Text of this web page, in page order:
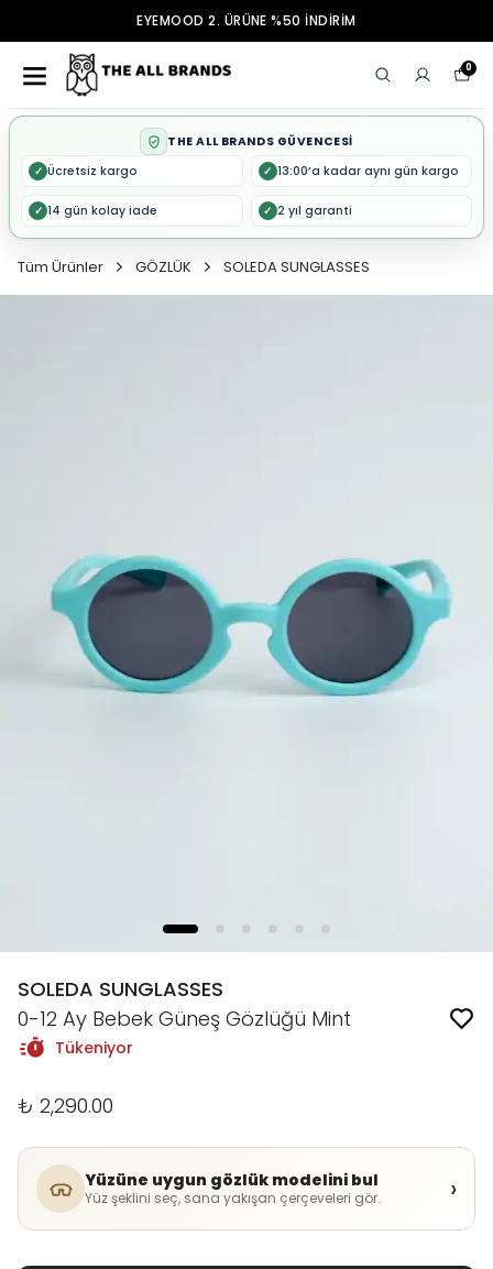
EYEMOOD 2. ÜRÜNE %50 İNDİRİM
0
THE ALL BRANDS GÜVENCESİ
✓ Ücretsiz kargo ✓ 13:00’a kadar aynı gün kargo
✓ 14 gün kolay iade ✓ 2 yıl garanti
Tüm Ürünler GÖZLÜK SOLEDA SUNGLASSES
SOLEDA SUNGLASSES
0-12 Ay Bebek Güneş Gözlüğü Mint
Tükeniyor
₺ 2,290.00
Yüzüne uygun gözlük modelini bul
Yüz şeklini seç, sana yakışan çerçeveleri gör. ›